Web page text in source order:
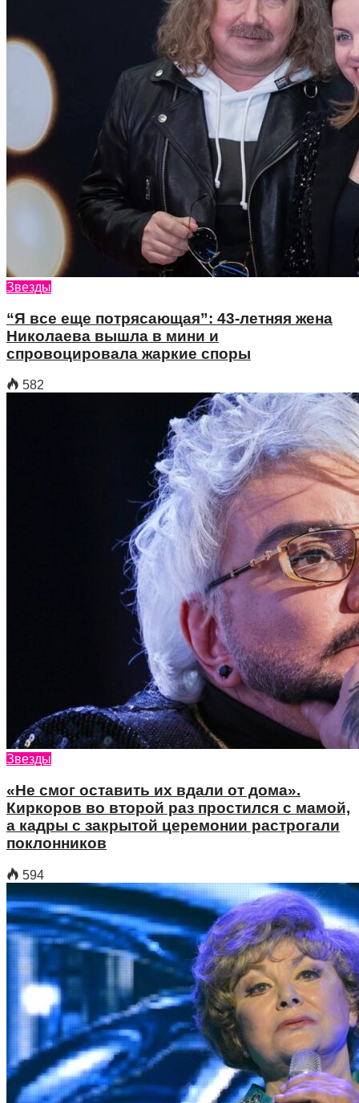
Звезды
“Я все еще потрясающая”: 43-летняя жена
Николаева вышла в мини и
спровоцировала жаркие споры
582
Звезды
«Не смог оставить их вдали от дома».
Киркоров во второй раз простился с мамой,
а кадры с закрытой церемонии растрогали
поклонников
594